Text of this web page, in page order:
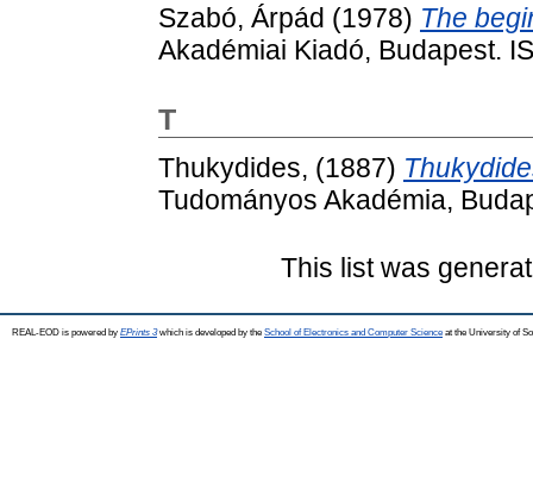
Szabó, Árpád (1978) The
Akadémiai Kiadó, Budapest.
T
Thukydides, (1887)
Tudományos Akadémia,
This list was
REAL-EOD is powered by EPrints 3which is developed by the School of Electronics and Computer Science at the University of